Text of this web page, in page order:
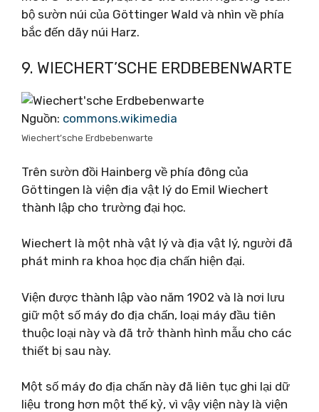
bộ sườn núi của Göttinger Wald và nhìn về phía
bắc đến dãy núi Harz.
9. WIECHERT’SCHE ERDBEBENWARTE
Nguồn: commons.wikimedia
Wiechert’sche Erdbebenwarte
Trên sườn đồi Hainberg về phía đông của
Göttingen là viện địa vật lý do Emil Wiechert
thành lập cho trường đại học.
Wiechert là một nhà vật lý và địa vật lý, người đã
phát minh ra khoa học địa chấn hiện đại.
Viện được thành lập vào năm 1902 và là nơi lưu
giữ một số máy đo địa chấn, loại máy đầu tiên
thuộc loại này và đã trở thành hình mẫu cho các
thiết bị sau này.
Một số máy đo địa chấn này đã liên tục ghi lại dữ
liệu trong hơn một thế kỷ, vì vậy viện này là viện